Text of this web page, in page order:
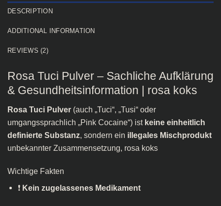
DESCRIPTION
ADDITIONAL INFORMATION
REVIEWS (2)
Rosa Tuci Pulver – Sachliche Aufklärung
& Gesundheitsinformation | rosa koks​
Rosa Tuci Pulver (auch „Tuci“, „Tusi“ oder
umgangssprachlich „Pink Cocaine“) ist keine einheitlich
definierte Substanz, sondern ein illegales Mischprodukt
unbekannter Zusammensetzung, rosa koks​
Wichtige Fakten
❗ Kein zugelassenes Medikament